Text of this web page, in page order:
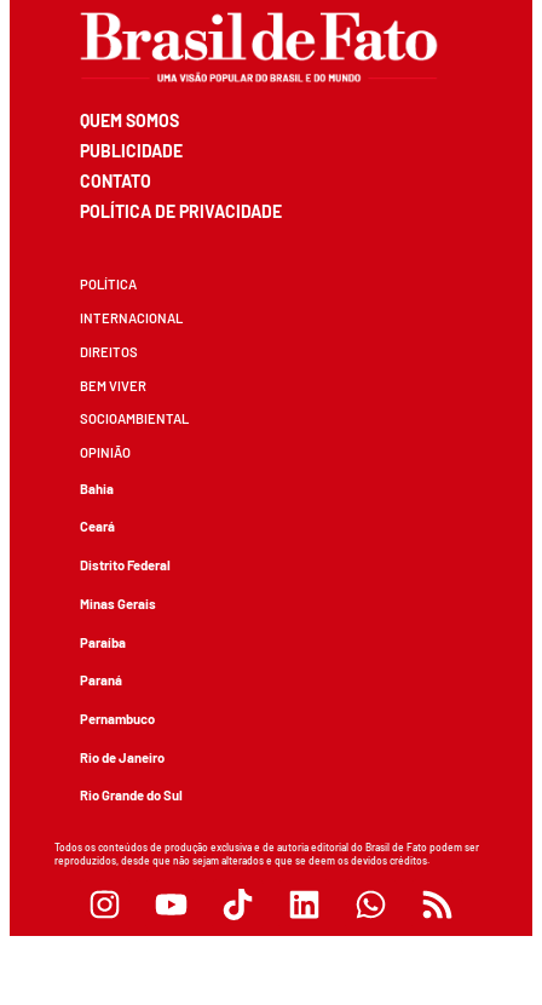
QUEM SOMOS
PUBLICIDADE
CONTATO
POLÍTICA DE PRIVACIDADE
POLÍTICA
INTERNACIONAL
DIREITOS
BEM VIVER
SOCIOAMBIENTAL
OPINIÃO
Bahia
Ceará
Distrito Federal
Minas Gerais
Paraíba
Paraná
Pernambuco
Rio de Janeiro
Rio Grande do Sul
Todos os conteúdos de produção exclusiva e de autoria editorial do Brasil de Fato podem ser
reproduzidos, desde que não sejam alterados e que se deem os devidos créditos.